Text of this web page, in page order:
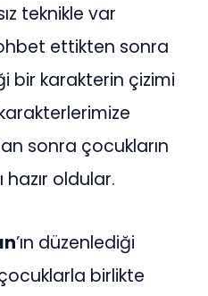
teknikle var
ettikten sonra
bir karakterin çizimi
sonra çocukların
oldular.
’ın düzenlediği
birlikte